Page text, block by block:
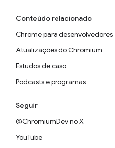
Conteúdo relacionado
Chrome para desenvolvedores
Atualizações do Chromium
Estudos de caso
Podcasts e programas
Seguir
@ChromiumDev no X
YouTube